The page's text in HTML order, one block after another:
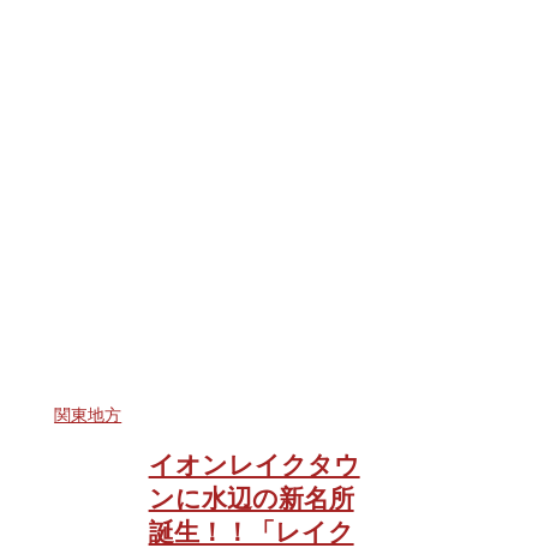
関東地方
イオンレイクタウ
ンに水辺の新名所
誕生！！「レイク